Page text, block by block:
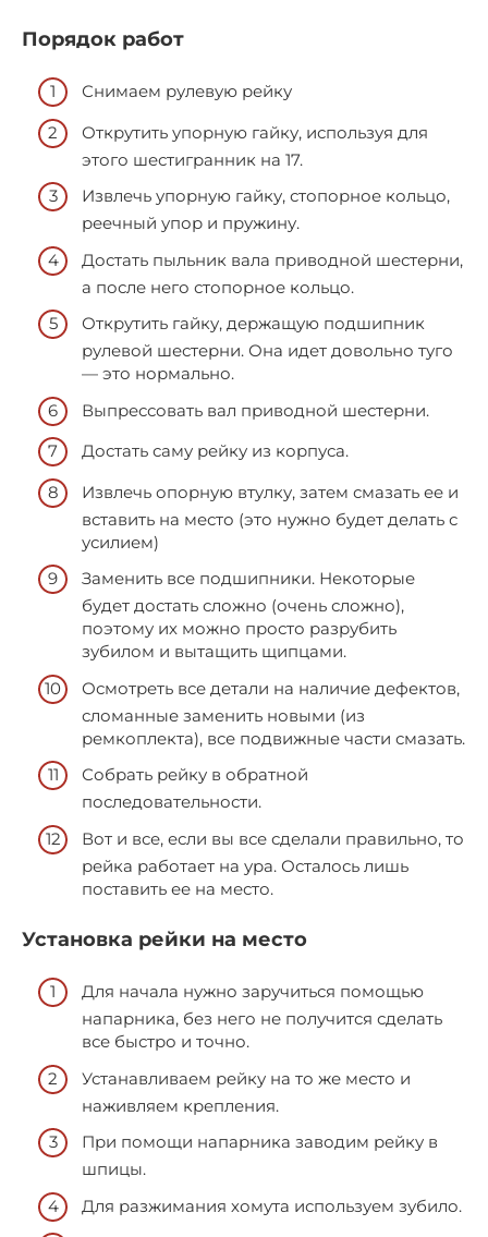
Порядок работ
Снимаем рулевую рейку
Открутить упорную гайку, используя для
этого шестигранник на 17.
Извлечь упорную гайку, стопорное кольцо,
реечный упор и пружину.
Достать пыльник вала приводной шестерни,
а после него стопорное кольцо.
Открутить гайку, держащую подшипник
рулевой шестерни. Она идет довольно туго
— это нормально.
Выпрессовать вал приводной шестерни.
Достать саму рейку из корпуса.
Извлечь опорную втулку, затем смазать ее и
вставить на место (это нужно будет делать с
усилием)
Заменить все подшипники. Некоторые
будет достать сложно (очень сложно),
поэтому их можно просто разрубить
зубилом и вытащить щипцами.
Осмотреть все детали на наличие дефектов,
сломанные заменить новыми (из
ремкоплекта), все подвижные части смазать.
Собрать рейку в обратной
последовательности.
Вот и все, если вы все сделали правильно, то
рейка работает на ура. Осталось лишь
поставить ее на место.
Установка рейки на место
Для начала нужно заручиться помощью
напарника, без него не получится сделать
все быстро и точно.
Устанавливаем рейку на то же место и
наживляем крепления.
При помощи напарника заводим рейку в
шпицы.
Для разжимания хомута используем зубило.